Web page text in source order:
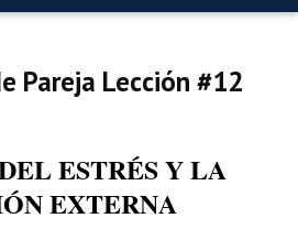
Pareja Lección #12
ESTRÉS Y LA
EXTERNA